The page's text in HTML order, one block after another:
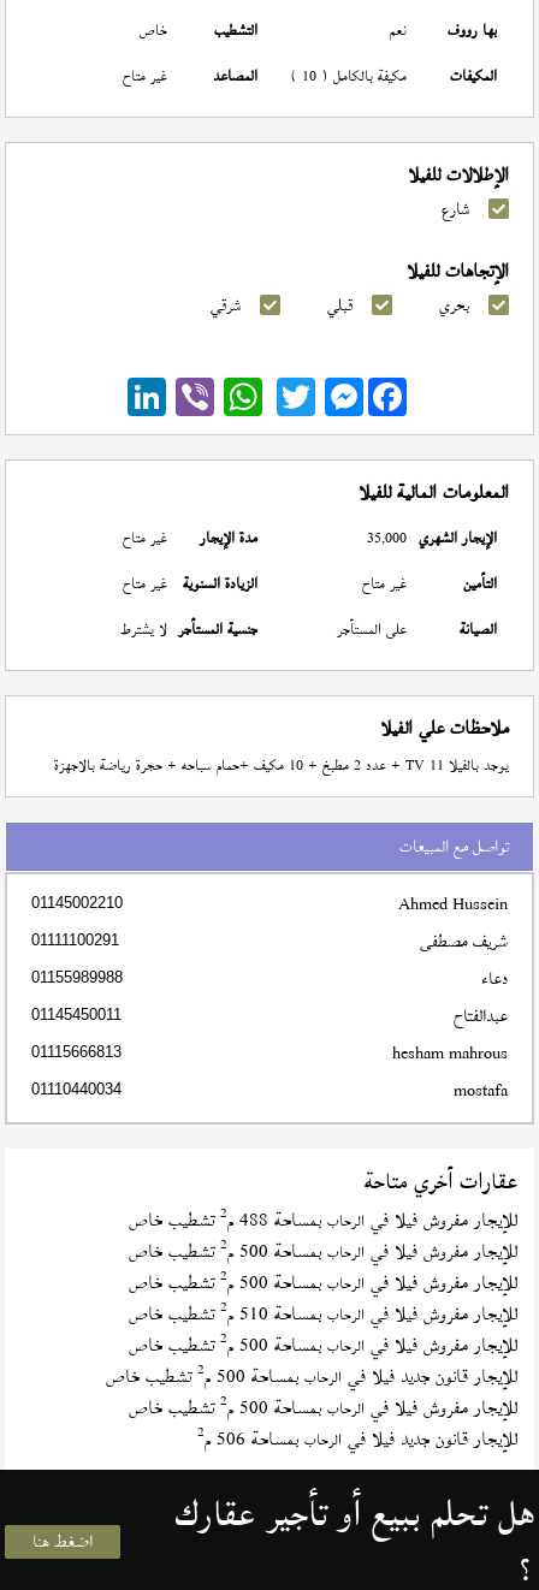
بها رووف
نعم التشطيب
خاص
المكيفات
مكيفة بالكامل ( 10 ) المصاعد غير متاح
الإطلالات للفيلا
شارع
الإتجاهات للفيلا
بحري قبلي شرقي
Messenger
المعلومات المالية للفيلا
الإيجار الشهري 35,000 مدة الإيجار
غير متاح
التأمين
غير متاح الزيادة السنوية غير متاح
الصيانة
على المستأجر جنسية المستأجر لا يشترط
ملاحظات علي الفيلا
يوجد بالفيلا 11 TV + عدد 2 مطبخ + 10 مكيف +حمام سباحه + حجرة رياضة بالاجهزة
تواصل مع المبيعات
Ahmed Hussein
01145002210
شريف مصطفى 01111100291
دعاء 01155989988
عبدالفتاح 01145450011
hesham mahrous
01115666813
mostafa
01110440034
عقارات أخري متاحة
للإيجار مفروش فيلا في الرحاب بمساحة 488 م 2تشطيب خاص
للإيجار مفروش فيلا في الرحاب بمساحة 500 م 2تشطيب خاص
للإيجار مفروش فيلا في الرحاب بمساحة 500 م 2تشطيب خاص
للإيجار مفروش فيلا في الرحاب بمساحة 510 م 2تشطيب خاص
للإيجار مفروش فيلا في الرحاب بمساحة 500 م 2تشطيب خاص
للإيجار قانون جديد فيلا في الرحاب بمساحة 500 م 2تشطيب خاص
للإيجار مفروش فيلا في الرحاب بمساحة 500 م 2تشطيب خاص
للإيجار قانون جديد فيلا في الرحاب بمساحة 506 م 2
هل تحلم ببيع أو تأجير عقارك
؟ اضغط هنا